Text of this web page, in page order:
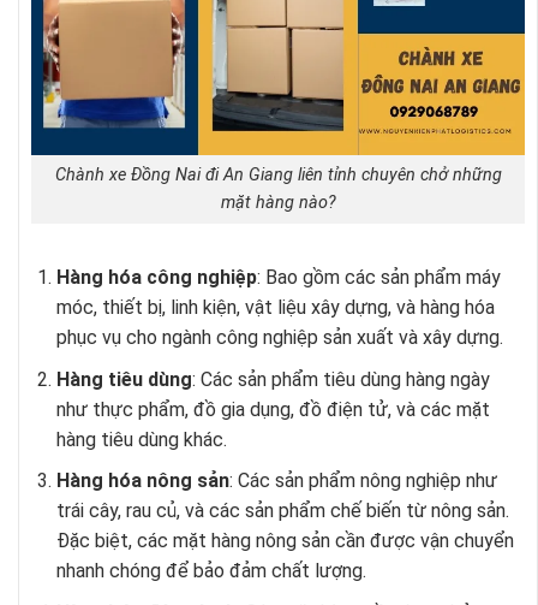
Chành xe Đồng Nai đi An Giang liên tỉnh chuyên chở những
mặt hàng nào?
Hàng hóa công nghiệp: Bao gồm các sản phẩm máy
móc, thiết bị, linh kiện, vật liệu xây dựng, và hàng hóa
phục vụ cho ngành công nghiệp sản xuất và xây dựng.
Hàng tiêu dùng: Các sản phẩm tiêu dùng hàng ngày
như thực phẩm, đồ gia dụng, đồ điện tử, và các mặt
hàng tiêu dùng khác.
Hàng hóa nông sản: Các sản phẩm nông nghiệp như
trái cây, rau củ, và các sản phẩm chế biến từ nông sản.
Đặc biệt, các mặt hàng nông sản cần được vận chuyển
nhanh chóng để bảo đảm chất lượng.